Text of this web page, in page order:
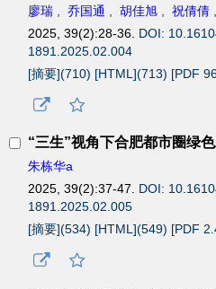
廖瑞 , 乔国通 , 胡佳旭 , 祝倩倩 ,
2025, 39(2):28-36. DOI:
1891.2025.02.004
[摘要](710) [HTML](713) [PDF
“三生”视角下合肥都市圈绿
朱栋华a
2025, 39(2):37-47. DOI:
1891.2025.02.005
[摘要](534) [HTML](549) [PDF